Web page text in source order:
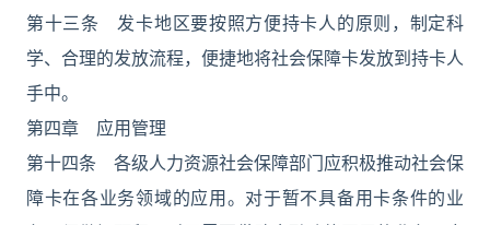
第十三条 发卡地区要按照方便持卡人的原则，制定科
学、合理的发放流程，便捷地将社会保障卡发放到持卡人
手中。
第四章 应用管理
第十四条 各级人力资源社会保障部门应积极推动社会保
障卡在各业务领域的应用。对于暂不具备用卡条件的业